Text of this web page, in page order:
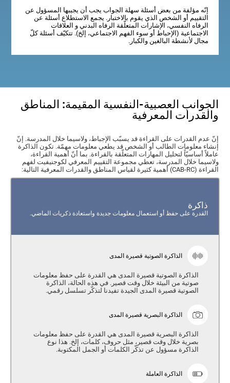
إنّه مؤلفة من بعض أسئلة سهلة الجواب يجب أن يجيبها المسؤول عن
التقييم أو الشخص الذي يقوم بالاختبار. يجمع الاستطلاع أسئلة عن
الرفاه النفسي، الإشارات المتعلّقة الرفاه البدني و العلاقات
الاجتماعية (الإحباط أو سوء الفهم الاجتماعي، إلخ). تتكيّف أسئلة كلّ
مجال لأنشطة البالغين والكبار.
الجوانب العصبية-النفسية المقيمة: المناطق
والقدرات المعرفية
إنّ عدم القدرات على القراءة قد يسبّب الإجباط، ولاسيما خلال المدرسة. إنّ
إنشاء معلومات الطالب أو الشخص قد يطعي معلومات مهمّة. تكون الذاكرة
عاملاً أساسيّاً لتحليل المهارات المتعلّقة بالقراءة. بما أنّ أهمية القراءة،
ولاسيما خلال المدرسة، تعطي مجموعة التقييم المعرفي لكوجنيفيت لفهم
القراءة (CAB-RC) أهمية كثيرة لقياس المناطق والقدرات المعرفية التالية:
ذاكرة
القدرة على حفظ أو استعمال معلومات جديدة واستعادة ذكريات الماضي.
الذاكرة الصوتية قصيرة المدى
الذاكرة الصوتية قصيرة المدى هي القدرة على حفظ معلومات
صوتية من البيئة خلال وقت قصير. في هذه الحالة، الذاكرة
الصوتية قصيرة المدى الجيدة تفيدنا لتذكّر تسلسل رقمي.
الذاكرة البصرية قصيرة المدى
الذاكرة البصرية قصيرة المدى هي القدرة على حفظ معلومات
بصرية خلال وقت قصير، مثل حروف، كلمات، إلخ. هذا نوع
الذاكرة مسؤول عن تذكّر الكلمات أو الجمل المكتوبة.
الذاكرة العاملة